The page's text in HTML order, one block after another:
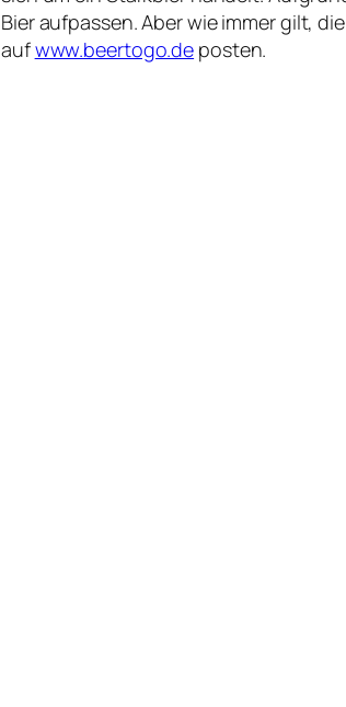
Bier aufpassen. Aber wie immer gilt,
aufwww.beertogo.de posten.